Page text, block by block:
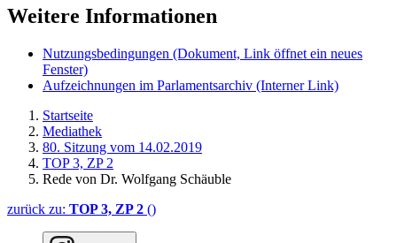
Weitere Informationen
Nutzungsbedingungen (Dokument, Link öffnet ein neues
Fenster)
Aufzeichnungen im Parlamentsarchiv (Interner Link)
Startseite
Mediathek
80. Sitzung vom 14.02.2019
TOP 3, ZP 2
Rede von Dr. Wolfgang Schäuble
zurück zu: TOP 3, ZP 2 ()